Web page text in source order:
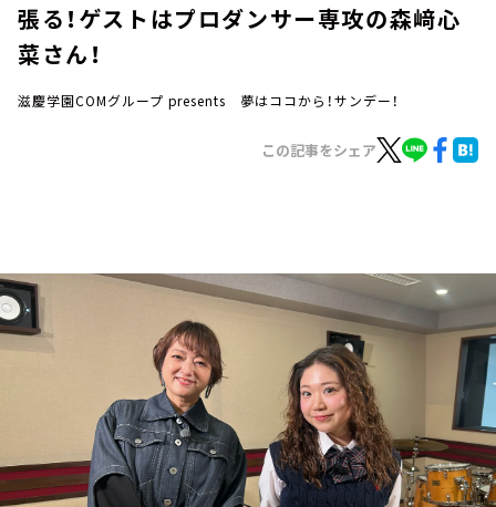
イベント・グッズ
張る！ゲストはプロダンサー専攻の森﨑心
菜さん！
滋慶学園COMグループ presents 夢はココから！サンデー！
この記事をシェア